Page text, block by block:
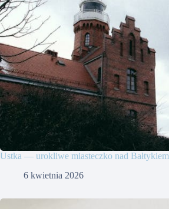
Ustka — urokliwe miasteczko nad Bałtykiem
6 kwietnia 2026